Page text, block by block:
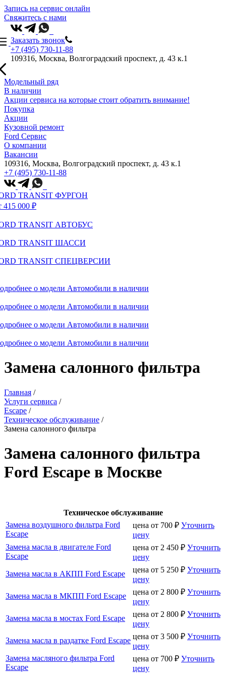
Запись на сервис онлайн
Свяжитесь с нами
Заказать звонок
+7 (495) 730-11-88
109316, Москва, Волгоградский проспект, д. 43 к.1
Модельный ряд
В наличии
Акции сервиса на которые стоит обратить внимание!
Покупка
Акции
Кузовной ремонт
Ford Сервис
О компании
Вакансии
109316, Москва, Волгоградский проспект, д. 43 к.1
+7 (495) 730-11-88
TRANSIT ФУРГОН
415 000 ₽
TRANSIT АВТОБУС
TRANSIT ШАССИ
TRANSIT СПЕЦВЕРСИИ
о модели Автомобили в наличии
о модели Автомобили в наличии
о модели Автомобили в наличии
о модели Автомобили в наличии
Замена салонного фильтра
Главная /
Услуги сервиса /
Escape /
Техническое обслуживание /
Замена салонного фильтра
Замена салонного фильтра
Ford Escape в Москве
Техническое обслуживание
Замена воздушного фильтра Ford
Escape
цена от 700 ₽ Уточнить
цену
Замена масла в двигателе Ford
Escape
цена от 2 450 ₽ Уточнить
цену
Замена масла в АКПП Ford Escape
цена от 5 250 ₽ Уточнить
цену
Замена масла в МКПП Ford Escape
цена от 2 800 ₽ Уточнить
цену
Замена масла в мостах Ford Escape
цена от 2 800 ₽ Уточнить
цену
Замена масла в раздатке Ford Escape цена от 3 500 ₽ Уточнить
цену
Замена масляного фильтра Ford
Escape
цена от 700 ₽ Уточнить
цену